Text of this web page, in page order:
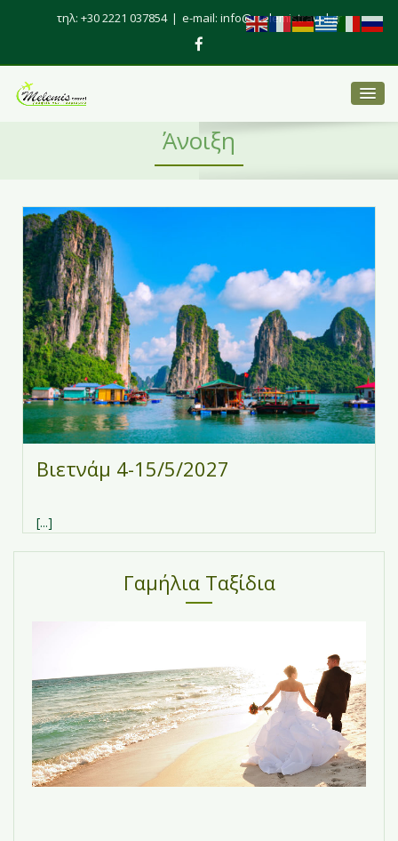
τηλ: +30 2221 037854 | e-mail: info@melemistravel.gr
Άνοιξη
Βιετνάμ 4-15/5/2027
[...]
Γαμήλια Ταξίδια